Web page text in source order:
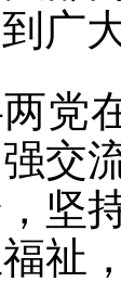
广
在
交
坚
祉